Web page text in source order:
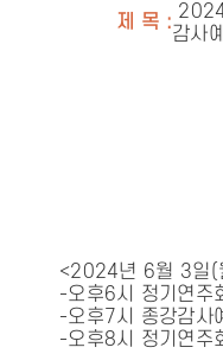
제 목 :
감사
<2024년 6월 3일(
-오후6시 정기연주
-오후7시 종강감사
-오후8시 정기연주